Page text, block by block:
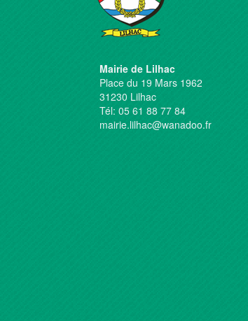
Mairie de Lilhac
Place du 19 Mars 1962
31230 Lilhac
Tél: 05 61 88 77 84
mairie.lilhac@wanadoo.fr